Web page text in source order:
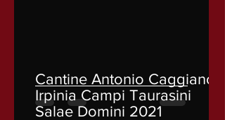
Cantine Antonio Caggiano
Irpinia Campi Taurasini
Salae Domini 2021